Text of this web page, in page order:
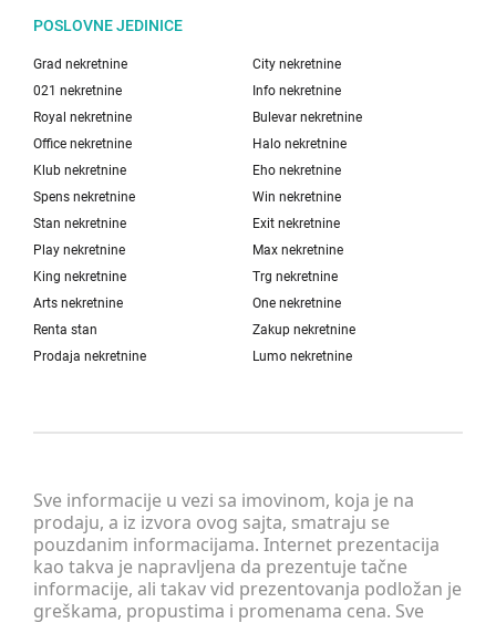
Sve informacije u vezi sa imovinom, koja je na
prodaju, a iz izvora ovog sajta, smatraju se
pouzdanim informacijama. Internet prezentacija
kao takva je napravljena da prezentuje tačne
informacije, ali takav vid prezentovanja podložan je
greškama, propustima i promenama cena. Sve
POSLOVNE JEDINICE
Grad nekretnine
City nekretnine
021 nekretnine
Info nekretnine
Royal nekretnine
Bulevar nekretnine
Office nekretnine
Halo nekretnine
Klub nekretnine
Eho nekretnine
Spens nekretnine
Win nekretnine
Stan nekretnine
Exit nekretnine
Play nekretnine
Max nekretnine
King nekretnine
Trg nekretnine
Arts nekretnine
One nekretnine
Renta stan
Zakup nekretnine
Prodaja nekretnine
Lumo nekretnine